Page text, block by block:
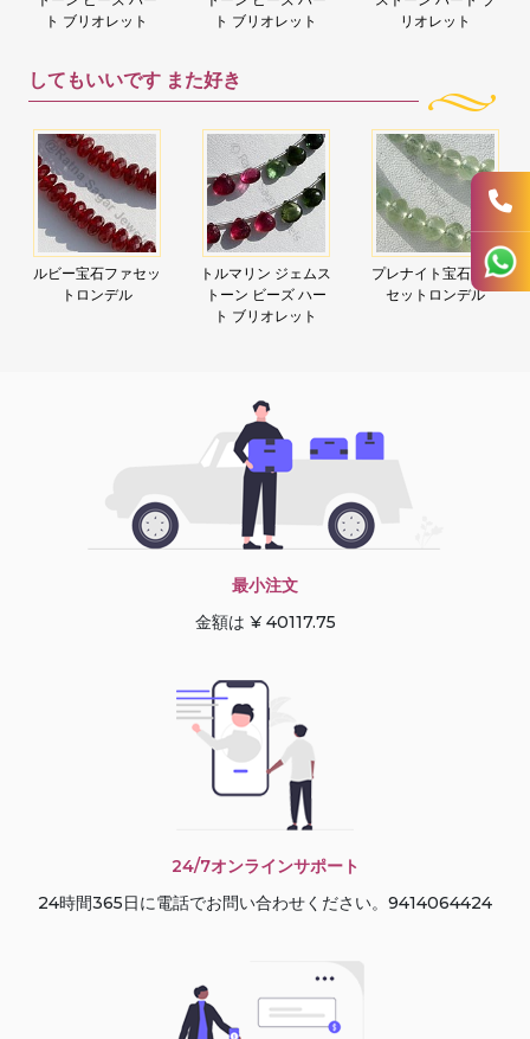
ト ブリオレット
ト ブリオレット
リオレット
してもいいです また好き
ルビー宝石ファセッ
トロンデル
トルマリン ジェムス
トーン ビーズ ハー
ト ブリオレット
プレナイト宝石ファ
セットロンデル
最小注文
金額は ¥ 40117.75
24/7オンラインサポート
24時間365日に電話でお問い合わせください。9414064424